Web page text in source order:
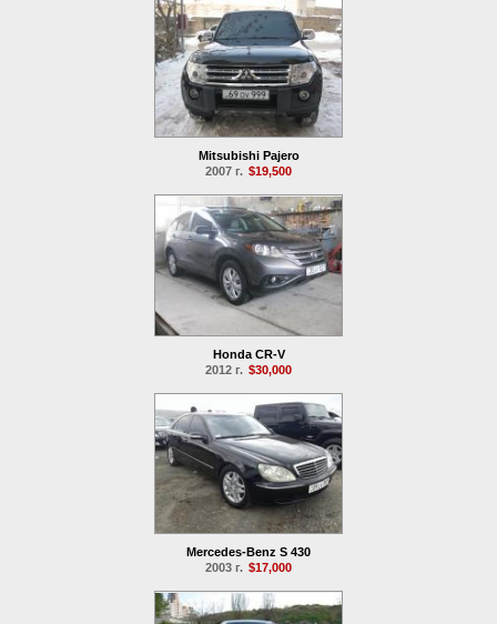
Mitsubishi Pajero
2007 г. $19,500
Honda CR-V
2012 г. $30,000
Mercedes-Benz S 430
2003 г. $17,000